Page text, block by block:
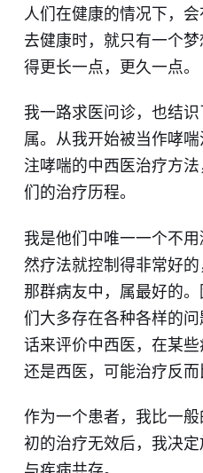
人们在健康的情况下，
去健康时，就只有一个
得更长一点，更久一点。
我一路求医问诊，也结
属。从我开始被当作哮
注哮喘的中西医治疗方
们的治疗历程。
我是他们中唯一一个不
然疗法就控制得非常好
那群病友中，属最好的
们大多存在各种各样的
话来评价中西医，在某些
还是西医，可能治疗反而
作为一个患者，我比一
初的治疗无效后，我决